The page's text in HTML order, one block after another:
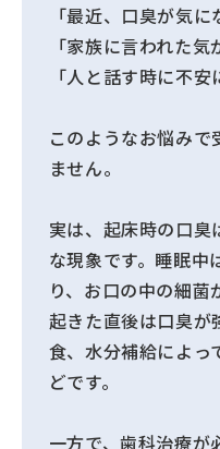
「最近、口臭が気に
「家族に言われた気
「人と話す時に不安
このようなお悩みで
ません。
実は、起床時の口
な現象です。睡眠中
り、お口の中の細
起きた直後は口臭が
食、水分補給によっ
どです。
一方で、歯科治療が